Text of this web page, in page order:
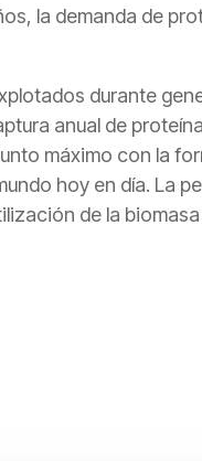
la demanda de
durante
anual de
máximo con la
hoy en día. La
de la